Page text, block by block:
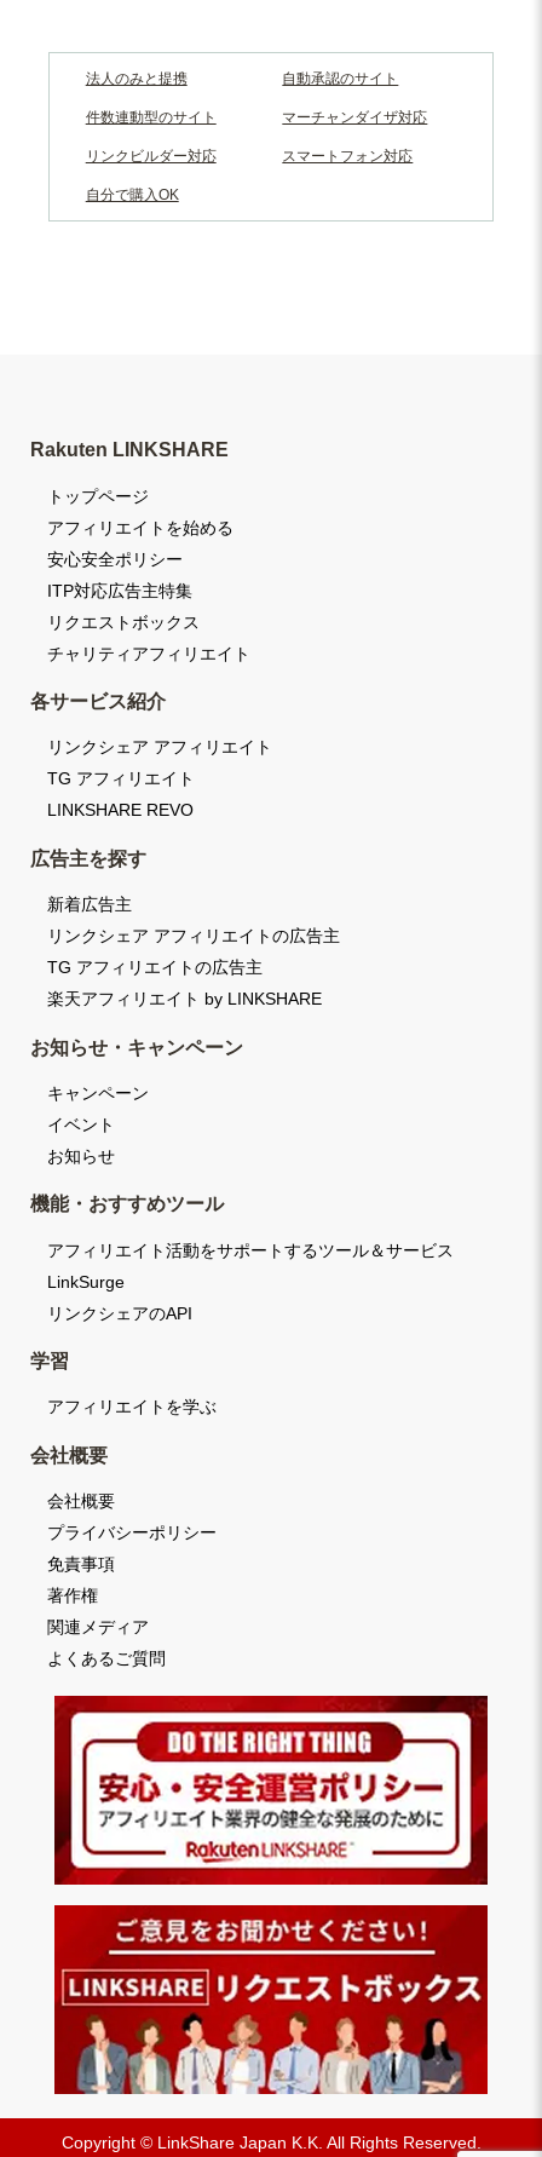
法人のみと提携 自動承認のサイト
件数連動型のサイト マーチャンダイザ対応
リンクビルダー対応 スマートフォン対応
自分で購入OK
Rakuten LINKSHARE
トップページ
アフィリエイトを始める
安心安全ポリシー
ITP対応広告主特集
リクエストボックス
チャリティアフィリエイト
各サービス紹介
リンクシェア アフィリエイト
TG アフィリエイト
LINKSHARE REVO
広告主を探す
新着広告主
リンクシェア アフィリエイトの広告主
TG アフィリエイトの広告主
楽天アフィリエイト by LINKSHARE
お知らせ・キャンペーン
キャンペーン
イベント
お知らせ
機能・おすすめツール
アフィリエイト活動をサポートするツール＆サービス
LinkSurge
リンクシェアのAPI
学習
アフィリエイトを学ぶ
会社概要
会社概要
プライバシーポリシー
免責事項
著作権
関連メディア
よくあるご質問
Copyright © LinkShare Japan K.K. All Rights Reserved.